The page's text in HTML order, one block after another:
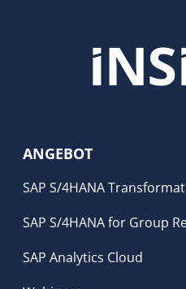
ANGEBOT
SAP S/4HANA
SAP S/4HANA for Group
SAP Analytics Cloud